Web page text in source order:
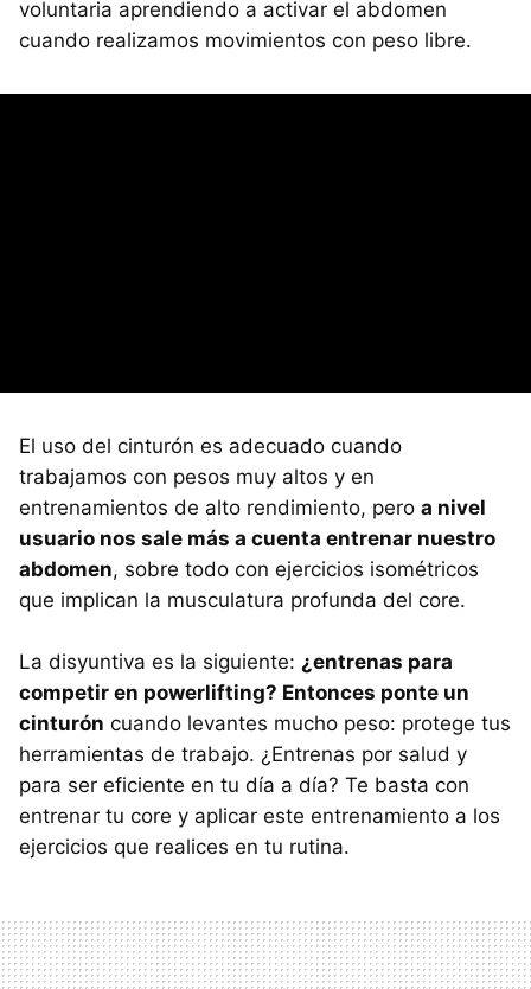
voluntaria aprendiendo a activar el abdomen
cuando realizamos movimientos con peso libre.
El uso del cinturón es adecuado cuando
trabajamos con pesos muy altos y en
entrenamientos de alto rendimiento, pero a nivel
usuario nos sale más a cuenta entrenar nuestro
abdomen, sobre todo con ejercicios isométricos
que implican la musculatura profunda del core.
La disyuntiva es la siguiente: ¿entrenas para
competir en powerlifting? Entonces ponte un
cinturón cuando levantes mucho peso: protege tus
herramientas de trabajo. ¿Entrenas por salud y
para ser eficiente en tu día a día? Te basta con
entrenar tu core y aplicar este entrenamiento a los
ejercicios que realices en tu rutina.